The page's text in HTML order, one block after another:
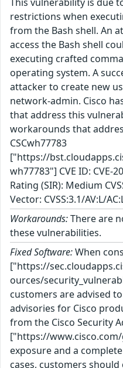
restrictions when
from the Bash shell. An
access the Bash shell
executing crafted
operating system. A
attacker to create new
network-admin. Cisco
that address this
workarounds that
CSCwh77783
["https://
wh77783"] CVE ID: CVE-
Rating (SIR): Medium
Vector: CVSS:3.1/AV:L/
Workarounds:There are
these vulnerabilities.
Fixed Software:When
["https://
ources/
customers are advised
advisories for Cisco
from the Cisco Security
["https://
exposure and a
cases, customers